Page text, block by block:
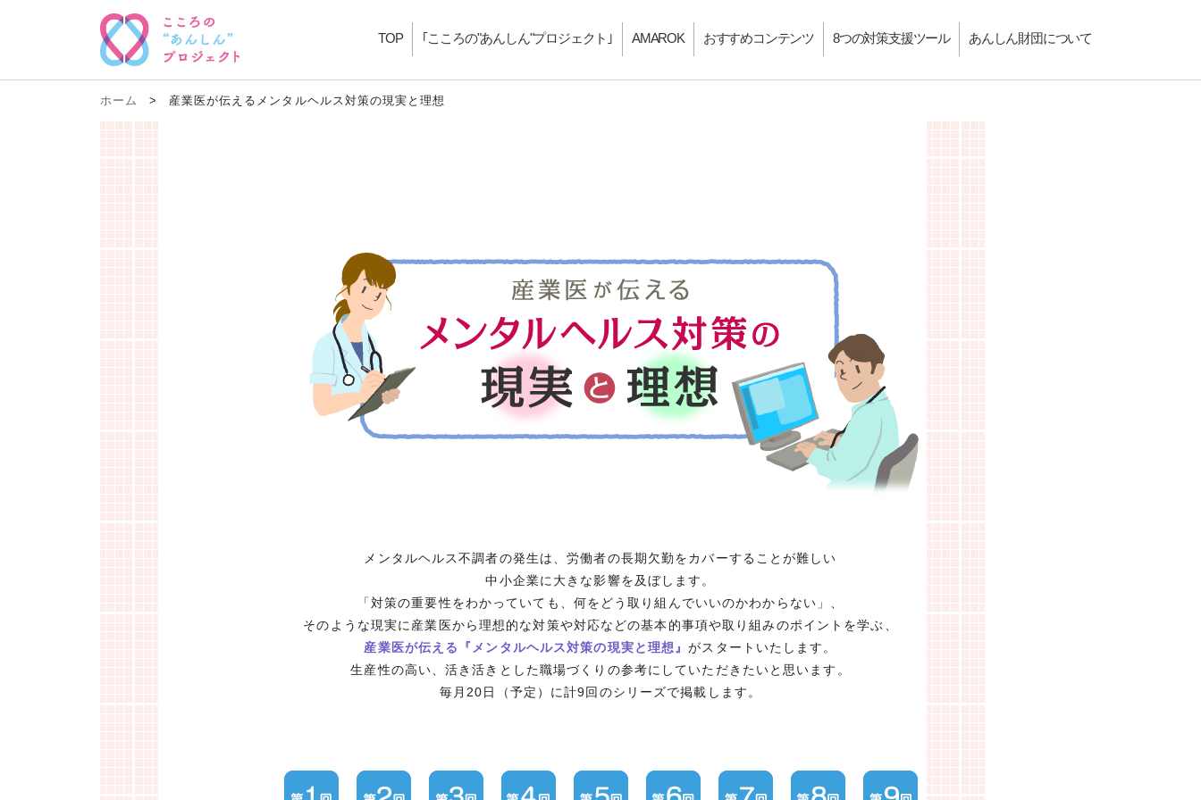
TOP ｢こころの"あんしん"プロジェクト｣ AMAROK おすすめコンテンツ 8つの対策支援ツール あんしん財団について
ホーム > 産業医が伝えるメンタルヘルス対策の現実と理想
メンタルヘルス不調者の発生は、労働者の長期欠勤をカバーすることが難しい
中小企業に大きな影響を及ぼします。
「対策の重要性をわかっていても、何をどう取り組んでいいのかわからない」、
そのような現実に産業医から理想的な対策や対応などの基本的事項や取り組みのポイントを学ぶ、
産業医が伝える『メンタルヘルス対策の現実と理想』がスタートいたします。
生産性の高い、活き活きとした職場づくりの参考にしていただきたいと思います。
毎月20日（予定）に計9回のシリーズで掲載します。